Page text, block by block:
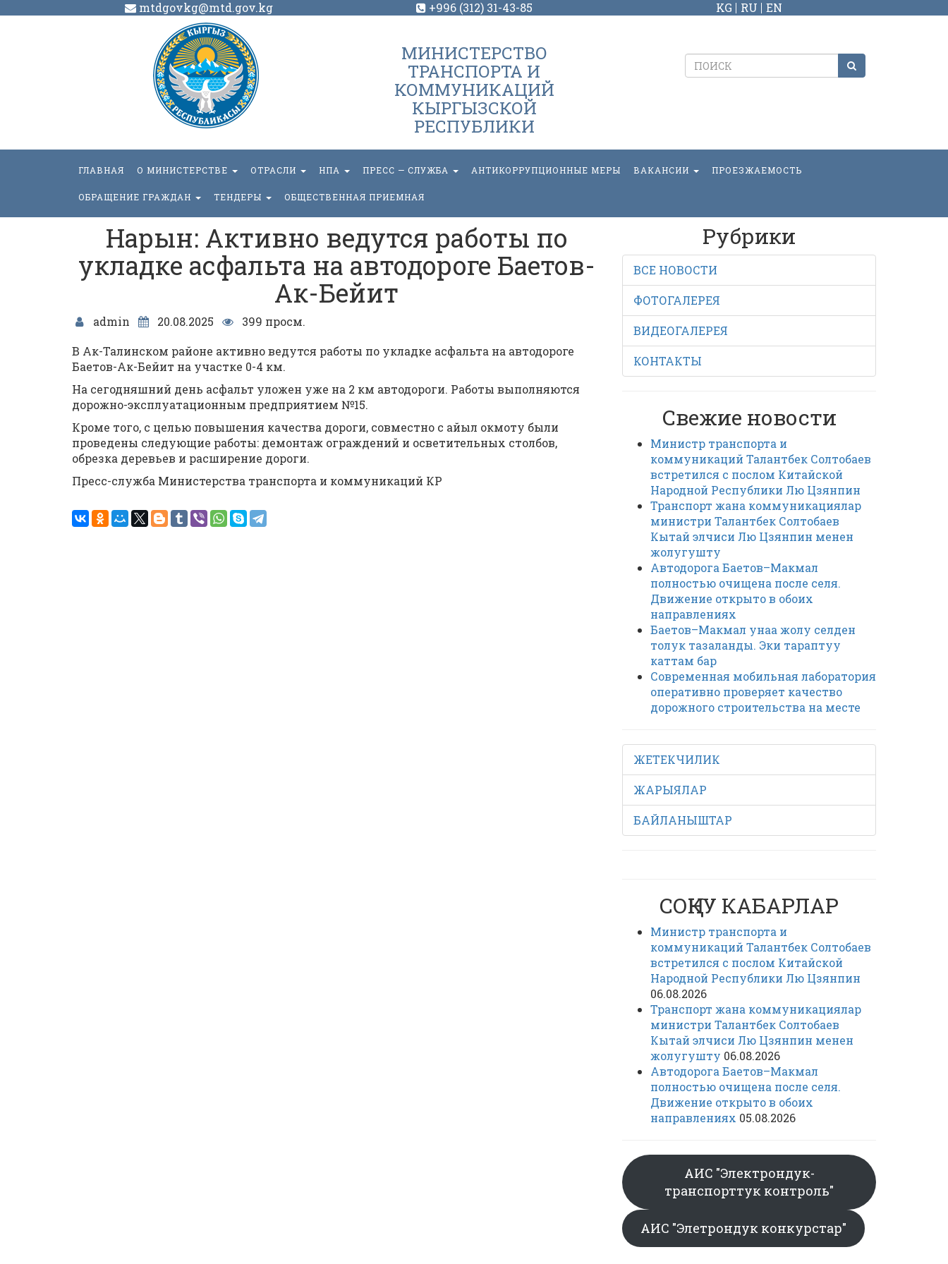
mtdgovkg@mtd.gov.kg +996 (312) 31-43-85 KG RU EN
МИНИСТЕРСТВО
ТРАНСПОРТА И
КОММУНИКАЦИЙ
КЫРГЫЗСКОЙ
РЕСПУБЛИКИ
ГЛАВНАЯ О МИНИСТЕРСТВЕ ОТРАСЛИ НПА ПРЕСС — СЛУЖБА АНТИКОРРУПЦИОННЫЕ МЕРЫ ВАКАНСИИ ПРОЕЗЖАЕМОСТЬ
ОБРАЩЕНИЕ ГРАЖДАН ТЕНДЕРЫ ОБЩЕСТВЕННАЯ ПРИЕМНАЯ
Нарын: Активно ведутся работы по
укладке асфальта на автодороге Баетов-
Ак-Бейит
admin 20.08.2025
399 просм.
В Ак-Талинском районе активно ведутся работы по укладке асфальта на автодороге
Баетов-Ак-Бейит на участке 0-4 км.
На сегодняшний день асфальт уложен уже на 2 км автодороги. Работы выполняются
дорожно-эксплуатационным предприятием №15.
Кроме того, с целью повышения качества дороги, совместно с айыл окмоту были
проведены следующие работы: демонтаж ограждений и осветительных столбов,
обрезка деревьев и расширение дороги.
Пресс-служба Министерства транспорта и коммуникаций КР
Рубрики
ВСЕ НОВОСТИ
ФОТОГАЛЕРЕЯ
ВИДЕОГАЛЕРЕЯ
КОНТАКТЫ
Свежие новости
Министр транспорта и
коммуникаций Талантбек Солтобаев
встретился с послом Китайской
Народной Республики Лю Цзянпин
Транспорт жана коммуникациялар
министри Талантбек Солтобаев
Кытай элчиси Лю Цзянпин менен
жолугушту
Автодорога Баетов–Макмал
полностью очищена после селя.
Движение открыто в обоих
направлениях
Баетов–Макмал унаа жолу селден
толук тазаланды. Эки тараптуу
каттам бар
Современная мобильная лаборатория
оперативно проверяет качество
дорожного строительства на месте
ЖЕТЕКЧИЛИК
ЖАРЫЯЛАР
БАЙЛАНЫШТАР
СОҢКУ КАБАРЛАР
Министр транспорта и
коммуникаций Талантбек Солтобаев
встретился с послом Китайской
Народной Республики Лю Цзянпин
06.08.2026
Транспорт жана коммуникациялар
министри Талантбек Солтобаев
Кытай элчиси Лю Цзянпин менен
жолугушту 06.08.2026
Автодорога Баетов–Макмал
полностью очищена после селя.
Движение открыто в обоих
направлениях 05.08.2026
АИС "Электрондук-
транспорттук контроль"
АИС "Элетрондук конкурстар"